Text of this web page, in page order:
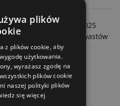
Agritechnica: laureaci 2025
do rozpoznawania chwastów
plików
z plików cookie, aby
użytkowania.
wyrażasz zgodę na
plików cookie
naszej polityki plików
się więcej